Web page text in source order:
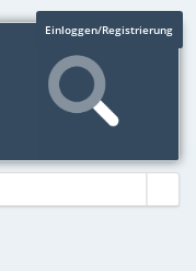
Einloggen/Registrierung